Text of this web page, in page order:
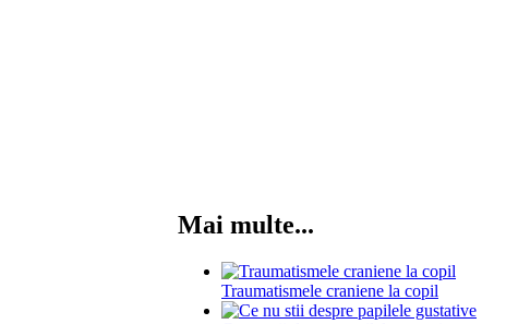
Mai multe...
Traumatismele craniene la copil